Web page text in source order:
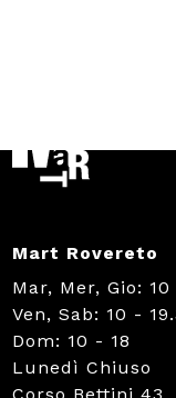
Mart Rovereto
Mar, Mer, Gio: 10
Ven, Sab: 10 -
Dom: 10 - 18
Lunedì Chiuso